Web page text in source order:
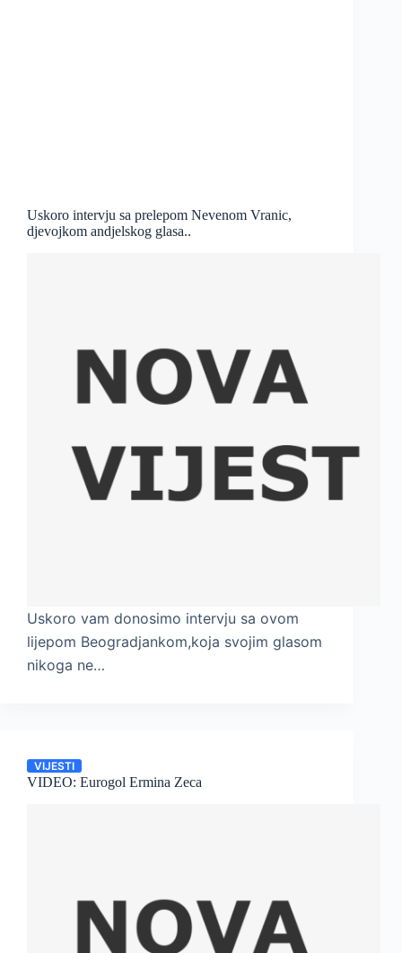
Uskoro intervju sa prelepom Nevenom Vranic,
djevojkom andjelskog glasa..
Uskoro vam donosimo intervju sa ovom
lijepom Beogradjankom,koja svojim glasom
nikoga ne…
VIJESTI
VIDEO: Eurogol Ermina Zeca